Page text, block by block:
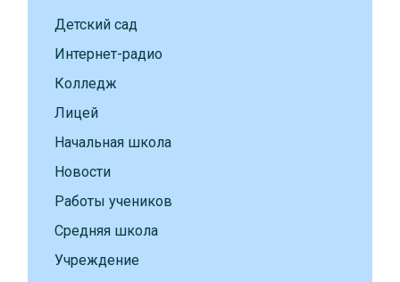
Детский сад
Интернет-радио
Колледж
Лицей
Начальная школа
Новости
Работы учеников
Средняя школа
Учреждение